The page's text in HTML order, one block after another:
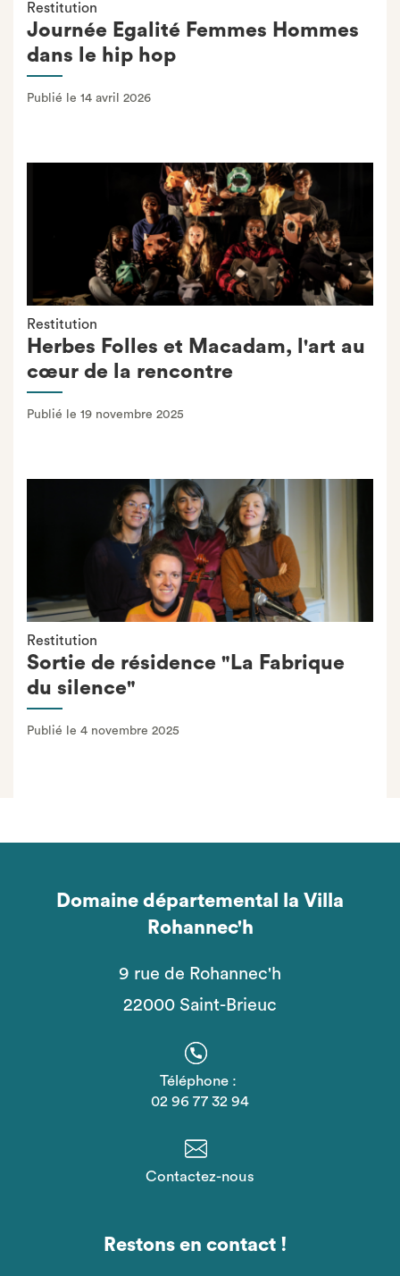
Restitution
Journée Egalité Femmes Hommes
dans le hip hop
Publié le 14 avril 2026
Restitution
Herbes Folles et Macadam, l'art au
cœur de la rencontre
Publié le 19 novembre 2025
Restitution
Sortie de résidence "La Fabrique
du silence"
Publié le 4 novembre 2025
Domaine départemental la Villa
Rohannec'h
9 rue de Rohannec'h
22000 Saint-Brieuc
Téléphone :
02 96 77 32 94
Contactez-nous
Restons en contact !